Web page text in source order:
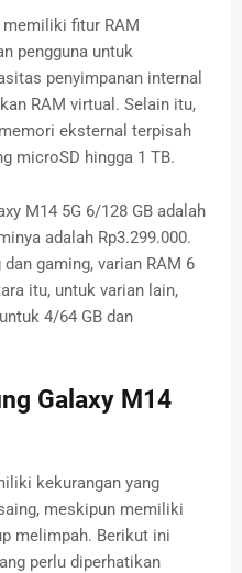
memiliki fitur RAM
pengguna untuk
penyimpanan internal
RAM virtual. Selain itu,
eksternal terpisah
microSD hingga 1 TB.
M14 5G 6/128 GB adalah
adalah Rp3.299.000.
gaming, varian RAM 6
itu, untuk varian lain,
4/64 GB dan
Galaxy M14
kekurangan yang
meskipun memiliki
melimpah. Berikut ini
perlu diperhatikan